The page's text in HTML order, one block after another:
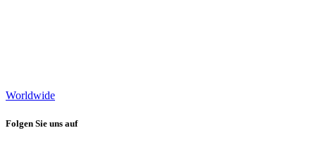
Worldwide
Folgen Sie uns auf